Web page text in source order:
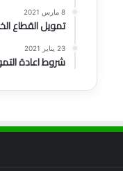
8 مارس 2021
تمويل القطاع
23 يناير 2021
شروط اعادة